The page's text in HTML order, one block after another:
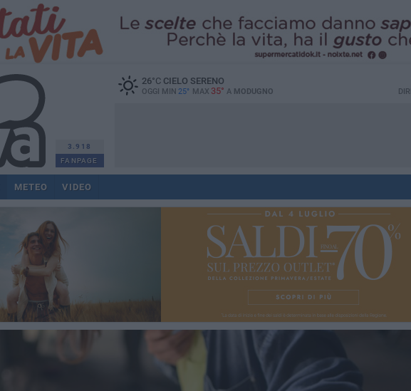
3.918
FANPAGE
26°CCIELO SERENO
OGGI MIN 25° MAX 35° A MODUGNO
METEO VIDEO